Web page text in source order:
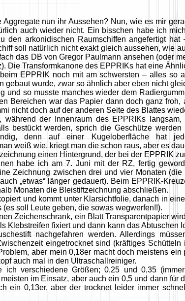
Aggregate nun ihr Aussehen? Nun, wie es mir
auch wieder nicht. Ein bisschen habe ich
den arkonidischen Raumschiffen angefertigt hat
soll natürlich nicht exakt gleich aussehen, wie
das DB von Gregor Paulmann ansehen (oder
Die Transformkanone des EPPRIKs hat eine
EPPRIK noch mit am schwersten – alles so
gebaut wurde, zwar so ähnlich aber eben nicht
und so musste manches wieder dem
Bereichen war das Papier dann doch ganz
nicht doch auf der anderen Seite des Blattes
während der Innenraum des EPPRIKs
bestückt werden, sprich die Geschütze
denn auf einer Kugeloberfläche hat
weiß wie, kriegt man die schon raus, aber es
einen Hintergrund, der bei der EPPRIK
habe ich am 7. Juni mit der RZ, fertig
Zeichnung zwischen drei und vier Monaten
„etwas“ länger gedauert). Beim EPPRIK-
Monaten die Bleistiftzeichnung abschließen.
und kommt unter Klarsichtfolie, danach in
soll Leute geben, die sowas wegwerfen!!).
Zeichenschrank, ein Blatt Transparentpapier
Klebstreifen fixiert und dann kann das Abtuschen
nachgefahren werden. Allerdings
eingetrocknet sind (kräftiges
aber mein 0,18er macht doch meistens ein
auch mal in den Ultraschallreiniger.
ich verschiedene Größen; 0,25 und 0,35
im Einsatz, aber auch ein 0,5 und dann für
ein 0,13er, aber der trocknet leider immer